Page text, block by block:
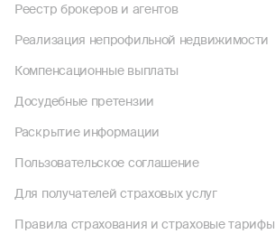
Реестр брокеров и агентов
Реализация непрофильной недвижимости
Компенсационные выплаты
Досудебные претензии
Раскрытие информации
Пользовательское соглашение
Для получателей страховых услуг
Правила страхования и страховые тарифы